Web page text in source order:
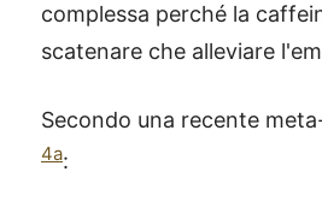
complessa perché la
scatenare che alleviare
Secondo una recente
4a: